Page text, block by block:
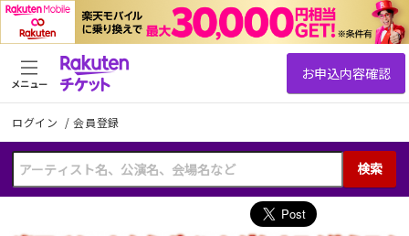
ログイン /会員登録
検索
メニュー